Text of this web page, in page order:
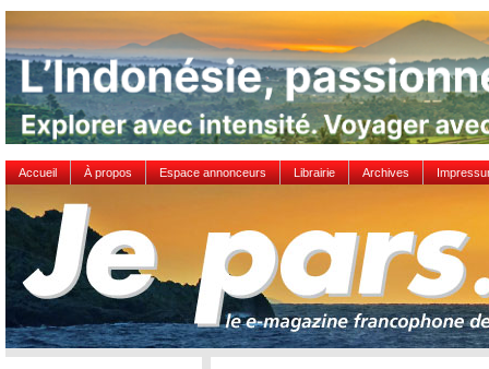
Accueil À propos Espace annonceurs Librairie Archives